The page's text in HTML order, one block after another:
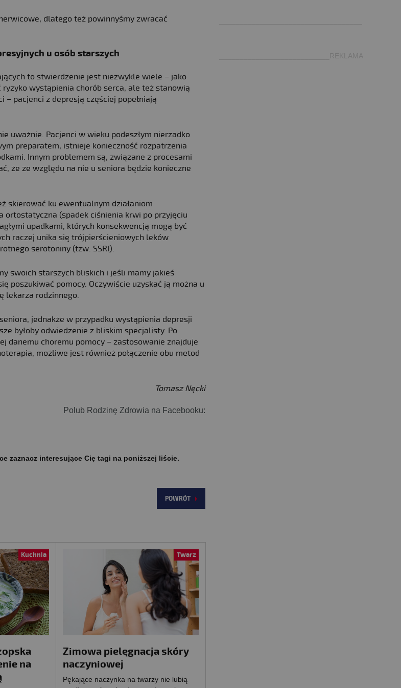
dlatego też powinnyśmy zwracać
u osób starszych
to stwierdzenie jest niezwykle wiele – jako
wystąpienia chorób serca, ale też stanowią
pacjenci z depresją częściej popełniają
uważnie. Pacjenci w wieku podeszłym nierzadko
preparatem, istnieje konieczność rozpatrzenia
Innym problemem są, związane z procesami
że ze względu na nie u seniora będzie konieczne
skierować ku ewentualnym działaniom
ortostatyczna (spadek ciśnienia krwi po przyjęciu
upadkami, których konsekwencją mogą być
raczej unika się trójpierścieniowych leków
serotoniny (tzw. SSRI).
swoich starszych bliskich i jeśli mamy jakieś
poszukiwać pomocy. Oczywiście uzyskać ją można u
lekarza rodzinnego.
jednakże w przypadku wystąpienia depresji
byłoby odwiedzenie z bliskim specjalisty. Po
danemu choremu pomocy – zastosowanie znajduje
możliwe jest również połączenie obu metod
Tomasz Nęcki
Polub Rodzinę Zdrowia na Facebooku:
zaznacz interesujące Cię tagi na poniższej liście.
POWRÓT
Kuchnia
na
Twarz
Zimowa pielęgnacja skóry
naczyniowej
Pękające naczynka na twarzy nie lubią
___________________________REKLAMA